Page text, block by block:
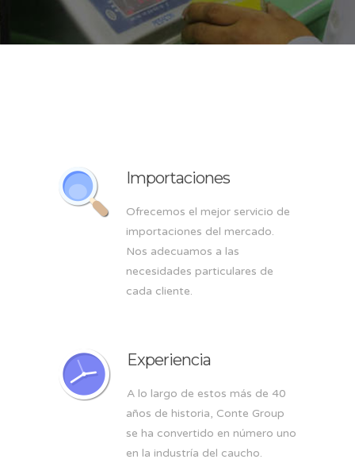
Importaciones
Ofrecemos el mejor servicio de
importaciones del mercado.
Nos adecuamos a las
necesidades particulares de
cada cliente.
Experiencia
A lo largo de estos más de 40
años de historia, Conte Group
se ha convertido en número uno
en la industría del caucho.